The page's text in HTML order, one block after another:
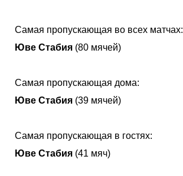
Самая пропускающая во всех матчах:
Юве Стабия (80 мячей)
Самая пропускающая дома:
Юве Стабия (39 мячей)
Самая пропускающая в гостях:
Юве Стабия (41 мяч)